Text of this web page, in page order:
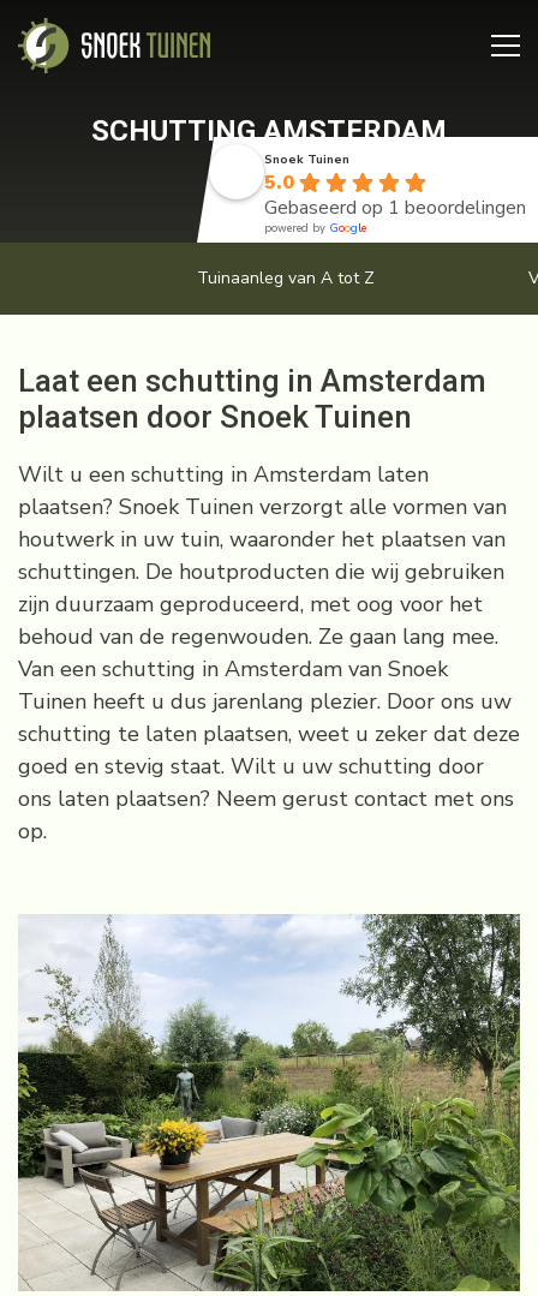
SCHUTTING AMSTERDAM
Snoek Tuinen
5.0
Gebaseerd op 1 beoordelingen
powered by Google
Tuinaanleg van A tot Z
Laat een schutting in Amsterdam
plaatsen door Snoek Tuinen
Wilt u een schutting in Amsterdam laten
plaatsen? Snoek Tuinen verzorgt alle vormen van
houtwerk in uw tuin, waaronder het plaatsen van
schuttingen. De houtproducten die wij gebruiken
zijn duurzaam geproduceerd, met oog voor het
behoud van de regenwouden. Ze gaan lang mee.
Van een schutting in Amsterdam van Snoek
Tuinen heeft u dus jarenlang plezier. Door ons uw
schutting te laten plaatsen, weet u zeker dat deze
goed en stevig staat. Wilt u uw schutting door
ons laten plaatsen? Neem gerust contact met ons
op.